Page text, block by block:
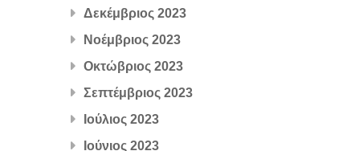
Δεκέμβριος 2023
Νοέμβριος 2023
Οκτώβριος 2023
Σεπτέμβριος 2023
Ιούλιος 2023
Ιούνιος 2023